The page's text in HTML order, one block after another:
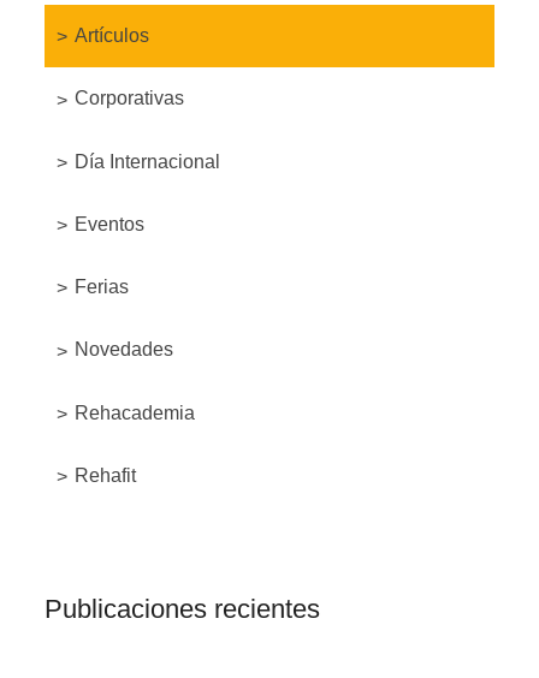
Artículos
Corporativas
Día Internacional
Eventos
Ferias
Novedades
Rehacademia
Rehafit
Publicaciones recientes